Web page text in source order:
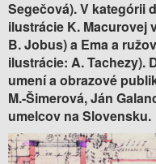
Segečová). V kategórii
ilustrácie K. Macurovej
B. Jobus) a Ema a
ilustrácie: A. Tachezy).
umení a obrazové
M.-Šimerová, Ján
umelcov na Slovensku.